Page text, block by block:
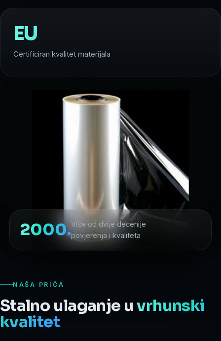
EU
Certificiran kvalitet materijala
2000.Više od dvije decenije
povjerenja i kvaliteta
NAŠA PRIČA
Stalno ulaganje uvrhunski
kvalitet